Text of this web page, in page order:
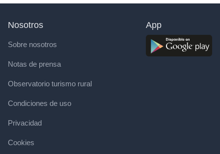
Nosotros
Sobre nosotros
Notas de prensa
Observatorio turismo rural
Condiciones de uso
Privacidad
Cookies
App